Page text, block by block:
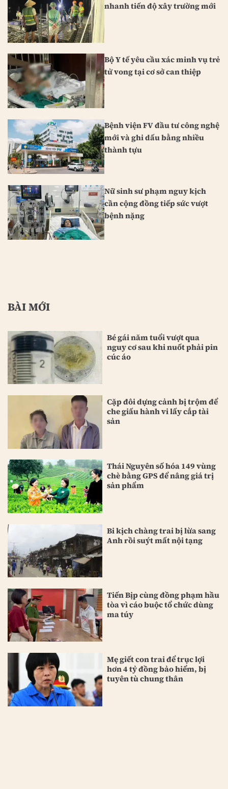
nhanh tiến độ xây trường mới
Bộ Y tế yêu cầu xác minh vụ trẻ
tử vong tại cơ sở can thiệp
Bệnh viện FV đầu tư công nghệ
mới và ghi dấu bằng nhiều
thành tựu
Nữ sinh sư phạm nguy kịch
cần cộng đồng tiếp sức vượt
bệnh nặng
BÀI MỚI
Bé gái năm tuổi vượt qua
nguy cơ sau khi nuốt phải pin
cúc áo
Cặp đôi dựng cảnh bị trộm để
che giấu hành vi lấy cắp tài
sản
Thái Nguyên số hóa 149 vùng
chè bằng GPS để nâng giá trị
sản phẩm
Bi kịch chàng trai bị lừa sang
Anh rồi suýt mất nội tạng
Tiến Bịp cùng đồng phạm hầu
tòa vì cáo buộc tổ chức dùng
ma túy
Mẹ giết con trai để trục lợi
hơn 4 tỷ đồng bảo hiểm, bị
tuyên tù chung thân